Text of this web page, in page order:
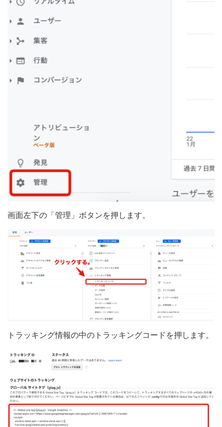
画面左下の「管理」ボタンを押します。
トラッキング情報の中のトラッキングコードを押します。